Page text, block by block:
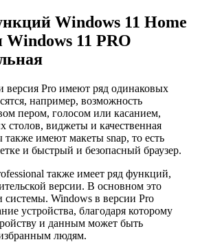
Windows 11 Home
11 PRO
версия Pro имеют ряд одинаковых
например, возможность
пером, голосом или касанием,
столов, виджеты и качественная
имеют макеты snap, то есть
и быстрый и безопасный браузер.
также имеет ряд функций,
версии. В основном это
системы. Windows в версии Pro
устройства, благодаря которому
и данным может быть
людям.